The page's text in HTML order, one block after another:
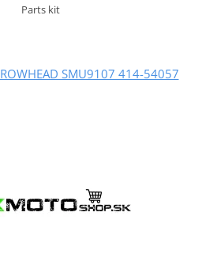
Parts kit
SMU9107 414-54057